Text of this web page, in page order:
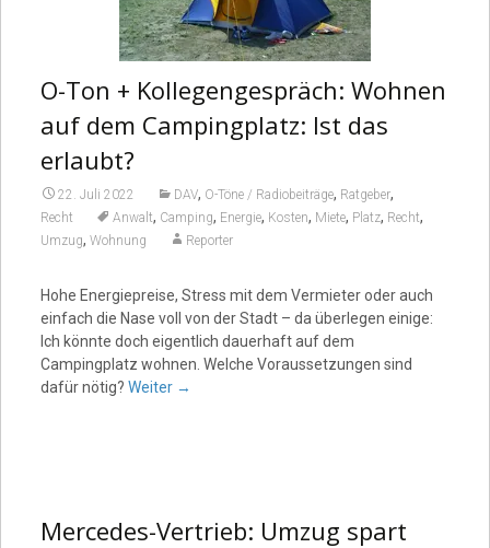
O-Ton + Kollegengespräch: Wohnen
auf dem Campingplatz: Ist das
erlaubt?
22. Juli 2022 DAV, O-Töne / Radiobeiträge, Ratgeber,
Recht Anwalt, Camping, Energie, Kosten, Miete, Platz, Recht,
Umzug, Wohnung Reporter
Hohe Energiepreise, Stress mit dem Vermieter oder auch
einfach die Nase voll von der Stadt – da überlegen einige:
Ich könnte doch eigentlich dauerhaft auf dem
Campingplatz wohnen. Welche Voraussetzungen sind
dafür nötig? Weiter →
Mercedes-Vertrieb: Umzug spart